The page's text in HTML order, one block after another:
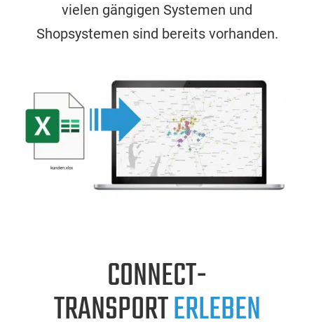
vielen gängigen Systemen und
Shopsystemen sind bereits vorhanden.
CONNECT-
TRANSPORTERLEBEN